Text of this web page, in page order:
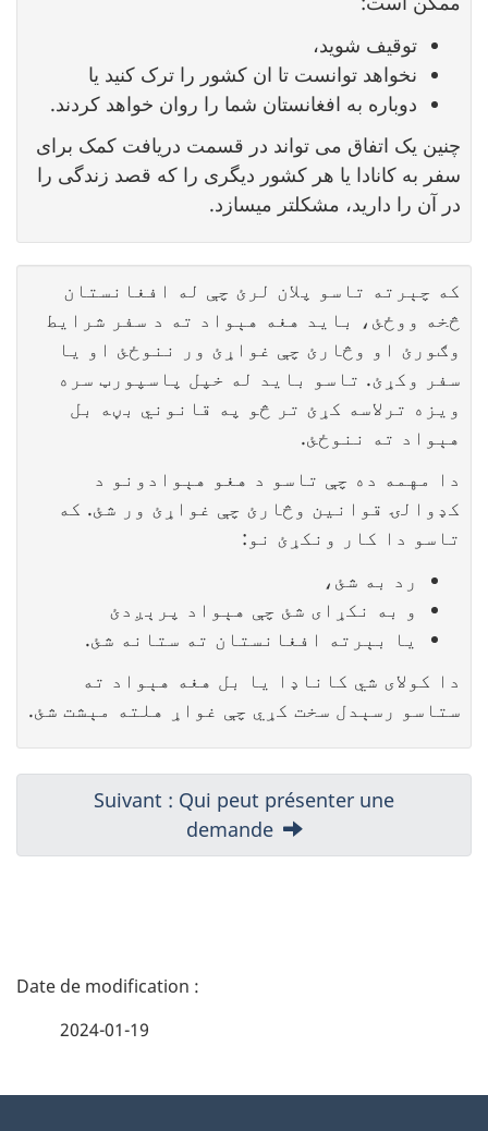
توقیف شوید،
نخواهد توانست تا ان کشور را ترک کنید یا
دوباره به افغانستان شما را روان خواهد کردند.
چنین یک اتفاق می تواند در قسمت دریافت کمک برای
سفر به کانادا یا هر کشور دیگری را که قصد زندگی را
در آن را دارید، مشکلتر میسازد.
که چېرته تاسو پلان لرئ چې له افغانستان
څخه ووځئ، باید هغه هېواد ته د سفر شرایط
وګورئ او وڅارئ چې غواړئ ور ننوځئ او یا
سفر وکړئ. تاسو باید له خپل پاسپورټ سره
ویزه ترلاسه کړئ تر څو په قانوني بڼه بل
هېواد ته ننوځئ.
دا مهمه ده چې تاسو د هغو هېوادونو د
کډوالۍ قوانین وڅارئ چې غواړئ ور شئ. که
تاسو دا کار ونکړئ نو:
رد به شئ،
و به نکړای شئ چې هېواد پرېږدئ
یا بېرته افغانستان ته ستانه شئ.
دا کولای شي کاناډا یا بل هغه هېواد ته
ستاسو رسېدل سخت کړي چې غواړ هلته مېشت شئ.
Suivant : Qui peut présenter une
demande
D
2024-01-19